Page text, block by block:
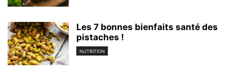
Les 7 bonnes bienfaits santé des
pistaches !
NUTRITION